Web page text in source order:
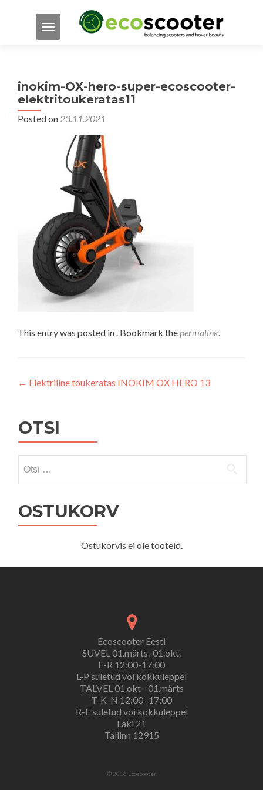
TOGGLE NAVIGATION
inokim-OX-hero-super-ecoscooter-
elektritoukeratas11
Posted on 23.11.2021
This entry was posted in . Bookmark thepermalink.
Navigeerimine
← Elektriline tõukeratas INOKIM OX HERO 13
OTSI
OSTUKORV
Ostukorvis ei ole tooteid.
Ecoscooter Eesti
SUVEL 01.märts.-01.okt.
E-R 12:00-17:00
L-P suletud või kokkuleppel
TALVEL 01.okt - 01.märts
T-K-N 12:00 -17:00
R-E suletud või kokkuleppel
Laki 21
Tallinn 12915
© 2016 Ecoscooter.